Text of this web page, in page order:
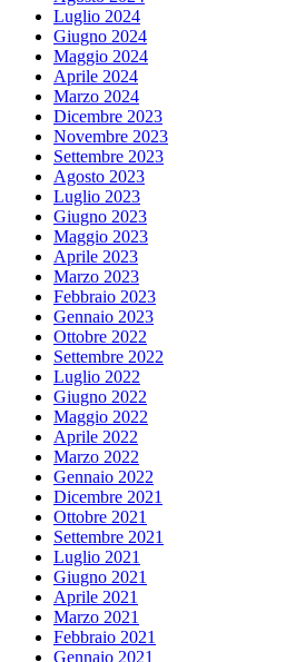
Luglio 2024
Giugno 2024
Maggio 2024
Aprile 2024
Marzo 2024
Dicembre 2023
Novembre 2023
Settembre 2023
Agosto 2023
Luglio 2023
Giugno 2023
Maggio 2023
Aprile 2023
Marzo 2023
Febbraio 2023
Gennaio 2023
Ottobre 2022
Settembre 2022
Luglio 2022
Giugno 2022
Maggio 2022
Aprile 2022
Marzo 2022
Gennaio 2022
Dicembre 2021
Ottobre 2021
Settembre 2021
Luglio 2021
Giugno 2021
Aprile 2021
Marzo 2021
Febbraio 2021
Gennaio 2021